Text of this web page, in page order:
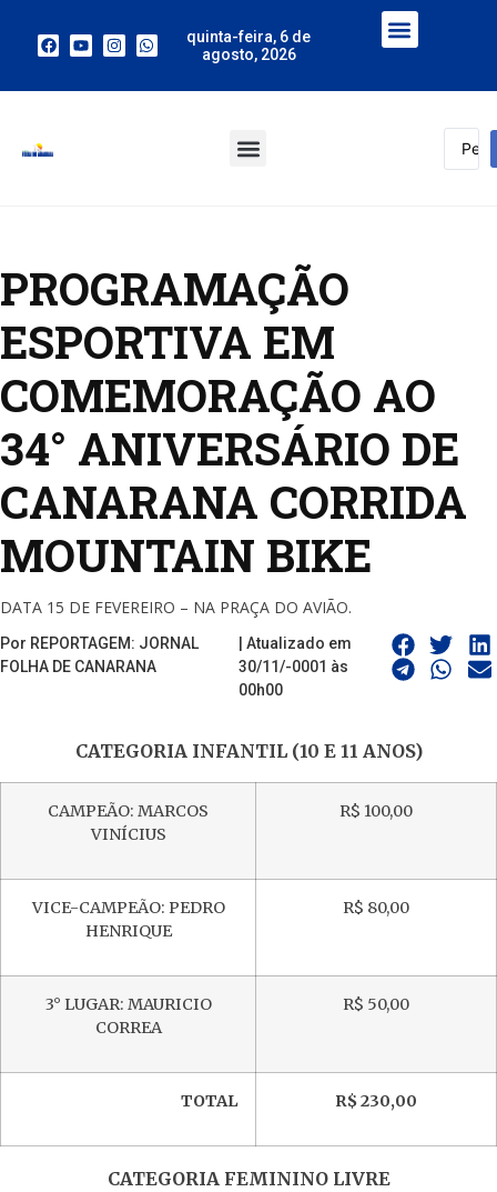
quinta-feira, 6 de
agosto, 2026
PROGRAMAÇÃO
ESPORTIVA EM
COMEMORAÇÃO AO
34° ANIVERSÁRIO DE
CANARANA CORRIDA
MOUNTAIN BIKE
DATA 15 DE FEVEREIRO – NA PRAÇA DO AVIÃO.
Por REPORTAGEM: JORNAL
FOLHA DE CANARANA
| Atualizado em
30/11/-0001 às
00h00
CATEGORIA INFANTIL (10 E 11 ANOS)
CAMPEÃO: MARCOS
VINÍCIUS
R$ 100,00
VICE-CAMPEÃO: PEDRO
HENRIQUE
R$ 80,00
3° LUGAR: MAURICIO
CORREA
R$ 50,00
TOTAL R$ 230,00
CATEGORIA FEMININO LIVRE